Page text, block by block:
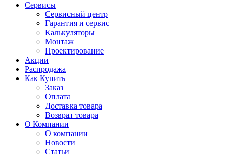
Сервисы
Сервисный центр
Гарантия и сервис
Калькуляторы
Монтаж
Проектирование
Акции
Распродажа
Как Купить
Заказ
Оплата
Доставка товара
Возврат товара
О Компании
О компании
Новости
Статьи